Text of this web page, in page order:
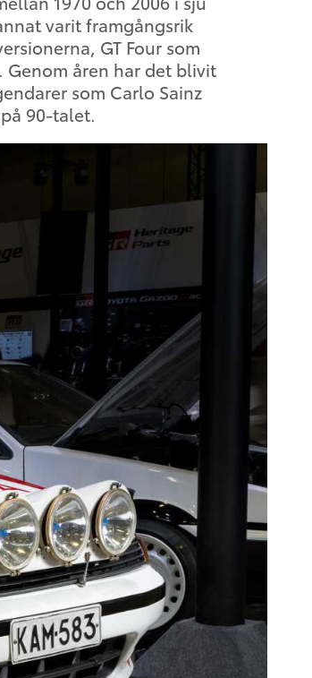
varit framgångsrik
GT Four som
Genom åren har det blivit
som Carlo Sainz
90-talet.